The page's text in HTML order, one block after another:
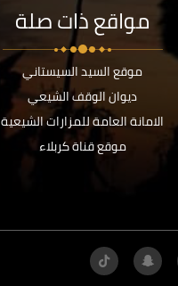
مواقع ذات صلة
موقع السيد السيستاني
ديوان الوقف الشيعي
الامانة العامة للمزارات الشيعية
موقع قناة كربلاء